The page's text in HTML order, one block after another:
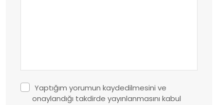
Yaptığım yorumun kaydedilmesini ve
onaylandığı takdirde yayınlanmasını kabul